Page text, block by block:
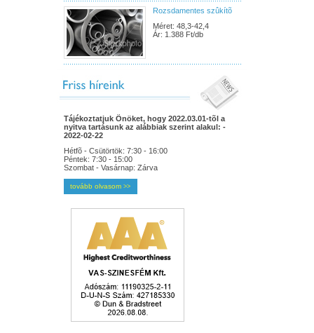
Rozsdamentes szûkítõ
Méret: 48,3-42,4
Ár: 1.388 Ft/db
Tájékoztatjuk Önöket, hogy 2022.03.01-tõl a
nyitva tartásunk az alábbiak szerint alakul: -
2022-02-22
Hétfõ - Csütörtök: 7:30 - 16:00
Péntek: 7:30 - 15:00
Szombat - Vasárnap: Zárva
tovább olvasom >>